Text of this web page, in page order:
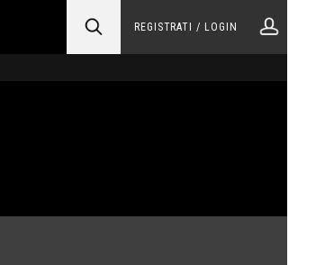
REGISTRATI / LOGIN